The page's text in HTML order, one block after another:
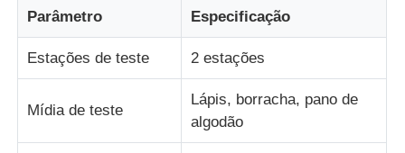
Equipamento de ensaio de embalagens
Equipamento de ensaio de adesivos
máquina de teste de tecido
Parâmetro Especificação
Estações de teste 2 estações
Mídia de teste
Lápis, borracha, pano de
algodão